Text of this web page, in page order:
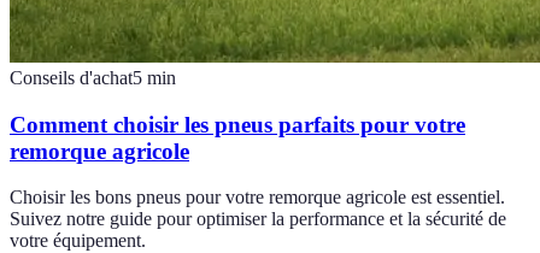
Conseils d'achat5 min
Comment choisir les pneus parfaits pour votre
remorque agricole
Choisir les bons pneus pour votre remorque agricole est essentiel.
Suivez notre guide pour optimiser la performance et la sécurité de
votre équipement.